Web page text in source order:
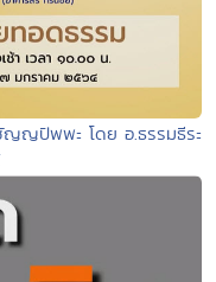
ญญปัพพะ โดย อ.ธรรมธีระ